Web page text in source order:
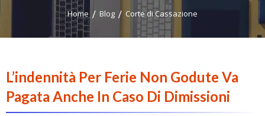
Home Blog Corte di Cassazione
L’indennità Per Ferie Non Godute Va
Pagata Anche In Caso Di Dimissioni